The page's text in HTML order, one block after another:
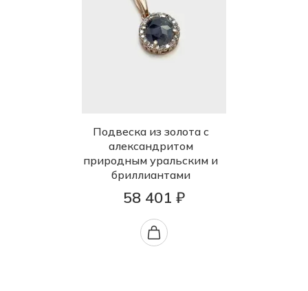
Подвеска из золота с
александритом
природным уральским и
бриллиантами
58 401 ₽